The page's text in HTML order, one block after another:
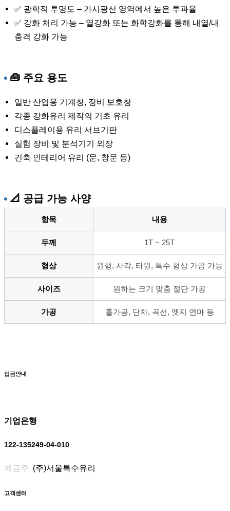
✅ 광학적 투명도 – 가시광선 영역에서 높은 투과율
✅ 강화 처리 가능 – 열강화 또는 화학강화를 통해 내열/내
충격 강화 가능
🧰 주요 용도
일반 산업용 기계창, 장비 보호창
각종 강화유리 제작의 기초 유리
디스플레이용 유리 서브기판
실험 장비 및 분석기기 외장
건축 인테리어 유리 (문, 창문 등)
📐 공급 가능 사양
항목 내용
두께 1T ~ 25T
형상 원형, 사각, 타원, 특수 형상 가공 가능
사이즈 원하는 크기 맞춤 절단 가공
가공 홀가공, 단차, 곡선, 엣지 연마 등
입금안내
기업은행
122-135249-04-010
예금주: (주)서울특수유리
고객센터